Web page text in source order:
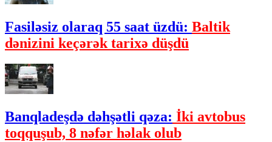
Fasiləsiz olaraq 55 saat üzdü: Baltik
dənizini keçərək tarixə düşdü
Banqladeşdə dəhşətli qəza: İki avtobus
toqquşub, 8 nəfər həlak olub